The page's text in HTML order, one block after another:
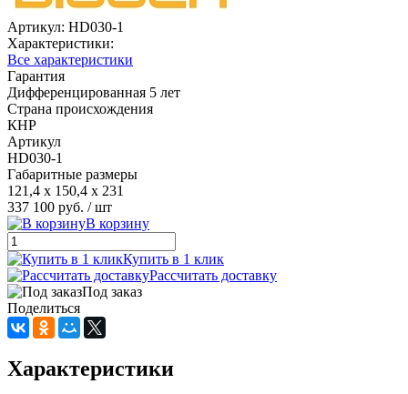
Артикул: HD030-1
Характеристики:
Все характеристики
Гарантия
Дифференцированная 5 лет
Страна происхождения
КНР
Артикул
HD030-1
Габаритные размеры
121,4 х 150,4 х 231
337 100 руб. / шт
В корзину
Купить в 1 клик
Рассчитать доставку
Под заказ
Поделиться
Характеристики